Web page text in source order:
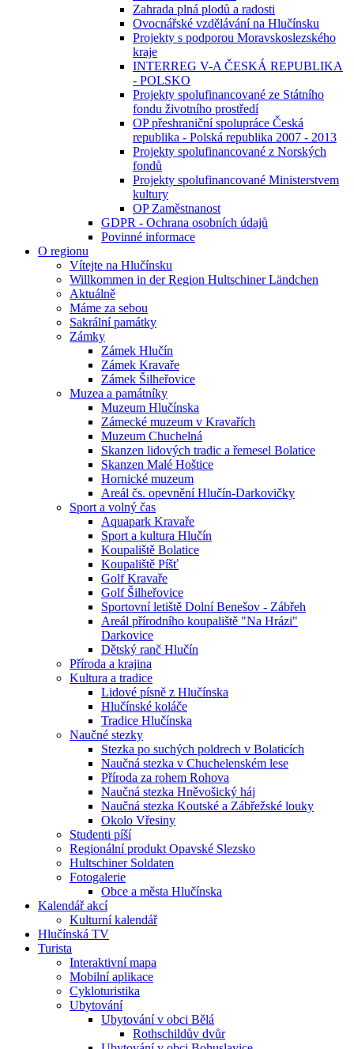
Zahrada plná plodů a radosti
Ovocnářské vzdělávání na Hlučínsku
Projekty s podporou Moravskoslezského
kraje
INTERREG V-A ČESKÁ REPUBLIKA
- POLSKO
Projekty spolufinancované ze Státního
fondu životního prostředí
OP přeshraniční spolupráce Česká
republika - Polská republika 2007 - 2013
Projekty spolufinancované z Norských
fondů
Projekty spolufinancované Ministerstvem
kultury
OP Zaměstnanost
GDPR - Ochrana osobních údajů
Povinné informace
O regionu
Vítejte na Hlučínsku
Willkommen in der Region Hultschiner Ländchen
Aktuálně
Máme za sebou
Sakrální památky
Zámky
Zámek Hlučín
Zámek Kravaře
Zámek Šilheřovice
Muzea a památníky
Muzeum Hlučínska
Zámecké muzeum v Kravařích
Muzeum Chuchelná
Skanzen lidových tradic a řemesel Bolatice
Skanzen Malé Hoštice
Hornické muzeum
Areál čs. opevnění Hlučín-Darkovičky
Sport a volný čas
Aquapark Kravaře
Sport a kultura Hlučín
Koupaliště Bolatice
Koupaliště Píšť
Golf Kravaře
Golf Šilheřovice
Sportovní letiště Dolní Benešov - Zábřeh
Areál přírodního koupaliště "Na Hrázi"
Darkovice
Dětský ranč Hlučín
Příroda a krajina
Kultura a tradice
Lidové písně z Hlučínska
Hlučínské koláče
Tradice Hlučínska
Naučné stezky
Stezka po suchých poldrech v Bolaticích
Naučná stezka v Chuchelenském lese
Příroda za rohem Rohova
Naučná stezka Hněvošický háj
Naučná stezka Koutské a Zábřežské louky
Okolo Vřesiny
Studenti píší
Regionální produkt Opavské Slezsko
Hultschiner Soldaten
Fotogalerie
Obce a města Hlučínska
Kalendář akcí
Kulturní kalendář
Hlučínská TV
Turista
Interaktivní mapa
Mobilní aplikace
Cykloturistika
Ubytování
Ubytování v obci Bělá
Rothschildův dvůr